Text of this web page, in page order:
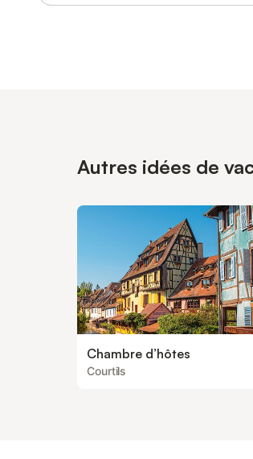
Autres idées de
Chambre d’hôtes
Courtils